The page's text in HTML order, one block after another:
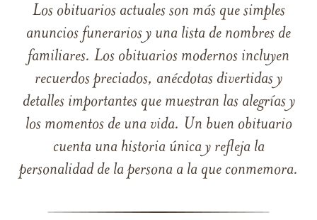
Los obituarios actuales son más que simples
anuncios funerarios y una lista de nombres de
familiares. Los obituarios modernos incluyen
recuerdos preciados, anécdotas divertidas y
detalles importantes que muestran las alegrías y
los momentos de una vida. Un buen obituario
cuenta una historia única y refleja la
personalidad de la persona a la que conmemora.